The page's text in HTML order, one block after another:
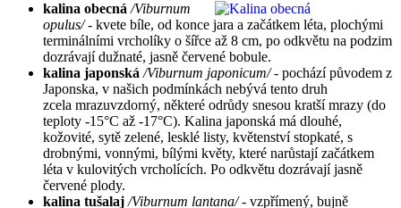
kalina obecná /Viburnum
opulus/- kvete bíle, od konce jara a začátkem léta, plochými
terminálními vrcholíky o šířce až 8 cm, po odkvětu na podzim
dozrávají dužnaté, jasně červené bobule.
kalina japonská /Viburnum japonicum/- pochází původem z
Japonska, v našich podmínkách nebývá tento druh
zcela mrazuvzdorný, některé odrůdy snesou kratší mrazy (do
teploty -15°C až -17°C). Kalina japonská má dlouhé,
kožovité, sytě zelené, lesklé listy, květenství stopkaté, s
drobnými, vonnými, bílými květy, které narůstají začátkem
léta v kulovitých vrcholících. Po odkvětu dozrávají jasně
červené plody.
kalina tušalaj /Viburnum lantana/- vzpřímený, bujně